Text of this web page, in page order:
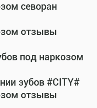
севоран
отзывы
под наркозом
зубов #CITY#
отзывы